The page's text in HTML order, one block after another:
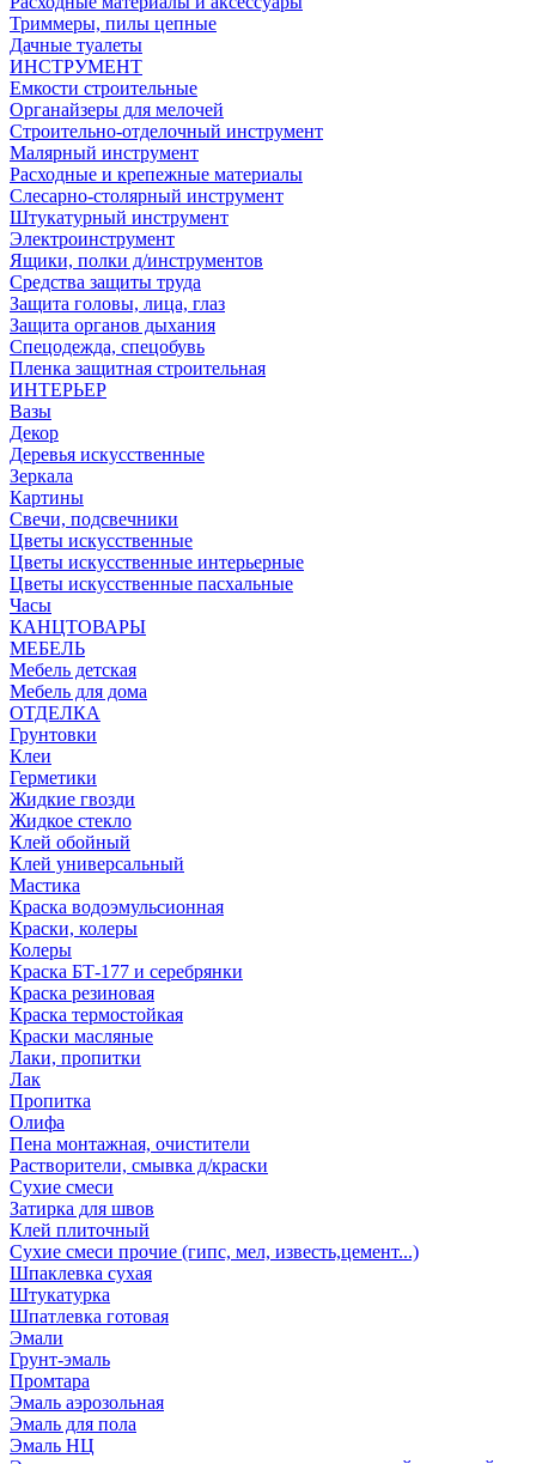
Триммеры, пилы цепные
Дачные туалеты
ИНСТРУМЕНТ
Емкости строительные
Органайзеры для мелочей
Строительно-отделочный инструмент
Малярный инструмент
Расходные и крепежные материалы
Слесарно-столярный инструмент
Штукатурный инструмент
Электроинструмент
Ящики, полки д/инструментов
Средства защиты труда
Защита головы, лица, глаз
Защита органов дыхания
Спецодежда, спецобувь
Пленка защитная строительная
ИНТЕРЬЕР
Вазы
Декор
Деревья искусственные
Зеркала
Картины
Свечи, подсвечники
Цветы искусственные
Цветы искусственные интерьерные
Цветы искусственные пасхальные
Часы
КАНЦТОВАРЫ
МЕБЕЛЬ
Мебель детская
Мебель для дома
ОТДЕЛКА
Грунтовки
Клеи
Герметики
Жидкие гвозди
Жидкое стекло
Клей обойный
Клей универсальный
Мастика
Краска водоэмульсионная
Краски, колеры
Колеры
Краска БТ-177 и серебрянки
Краска резиновая
Краска термостойкая
Краски масляные
Лаки, пропитки
Лак
Пропитка
Олифа
Пена монтажная, очистители
Растворители, смывка д/краски
Сухие смеси
Затирка для швов
Клей плиточный
Сухие смеси прочие (гипс, мел, известь,цемент...)
Шпаклевка сухая
Штукатурка
Шпатлевка готовая
Эмали
Грунт-эмаль
Промтара
Эмаль аэрозольная
Эмаль для пола
Эмаль НЦ